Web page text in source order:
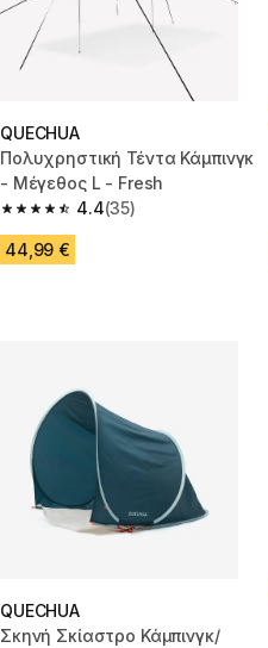
QUECHUA
Πολυχρηστική Τέντα Κάμπινγκ
- Μέγεθος L - Fresh
4.4
4.4 out of 5 stars from 35 reviews
(35)
44,99 €
QUECHUA
Σκηνή Σκίαστρο Κάμπινγκ/